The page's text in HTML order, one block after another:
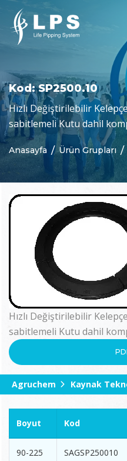
Kod: SP2500.10
Hızlı Değiştirilebilir
sabitlemeli Kutu dahil
Anasayfa Ürün Grupları
Hızlı Değiştirilebilir
sabitlemeli Kutu dahil
Agruchem Kaynak
Boyut Kod
90-225 SAGSP250010
Hakkımızda
Misyon & Vizyon
Neden Biz
Agruchem
Agruline
Yarı Mamul Ürünler
Purad
Özelleştirilmiş Parçalar
Jeomembranlar
Kaynak Teknolojisi
Haberler
Bloglar
Kataloglar
Sertifikalar